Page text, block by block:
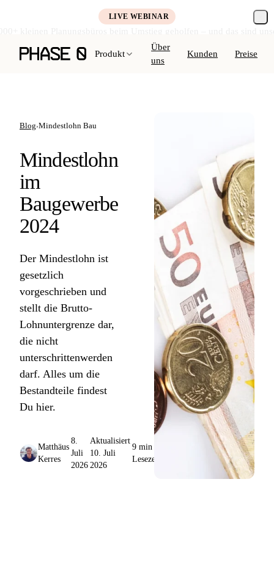
LIVE WEBINAR
Kostenlos anmelden →
Produkt
Über
uns
Kunden Preise
Blog›Mindestlohn Bau
Mindestlohn
im
Baugewerbe
2024
Der Mindestlohn ist
gesetzlich
vorgeschrieben und
stellt die Brutto-
Lohnuntergrenze dar,
die nicht
unterschrittenwerden
darf. Alles um die
Bestandteile findest
Du hier.
Matthäus
Kerres
8.
Juli
2026
Aktualisiert
10. Juli
2026
9 min
Lesezeit